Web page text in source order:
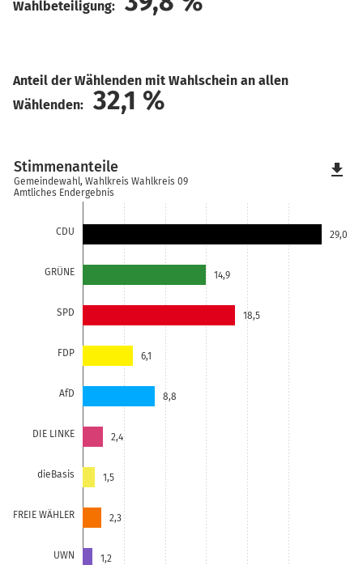
Wahlbeteiligung:
Anteil der Wählenden mit Wahlschein an allen
Wählenden:
32,1 %
CDU
GRÜNE
SPD
FDP
AfD
DIE LINKE
dieBasis
FREIE WÄHLER
UWN
29,0
14,9
18,5
6,1
8,8
2,4
1,5
2,3
1,2
Stimmenanteile
Gemeindewahl, Wahlkreis Wahlkreis 09
Amtliches Endergebnis
file_download